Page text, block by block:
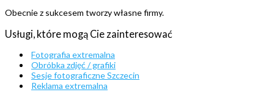
Obecnie z sukcesem tworzy własne firmy.
Usługi, które mogą Cie zainteresować
Fotografia extremalna
Obróbka zdjęć / grafiki
Sesje fotograficzne Szczecin
Reklama extremalna